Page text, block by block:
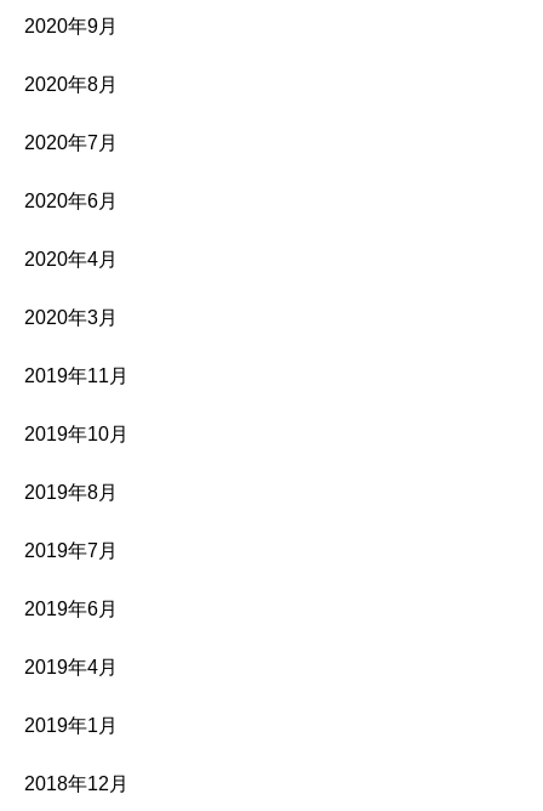
2020年9月
2020年8月
2020年7月
2020年6月
2020年4月
2020年3月
2019年11月
2019年10月
2019年8月
2019年7月
2019年6月
2019年4月
2019年1月
2018年12月